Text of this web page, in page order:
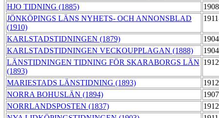
HJO TIDNING (1885)
JÖNKÖPINGS LÄNS NYHETS- OCH ANNONSBLAD
(1910)
KARLSTADSTIDNINGEN (1879)
KARLSTADSTIDNINGEN VECKOUPPLAGAN (1888)
LÄNSTIDNINGEN TIDNING FÖR SKARABORGS LÄN
(1893)
MARIESTADS LÄNSTIDNING (1893)
NORRA BOHUSLÄN (1894)
NORRLANDSPOSTEN (1837)